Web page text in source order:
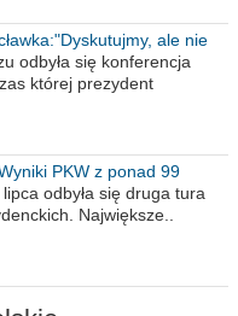
ale nie
odbyła się konferencja
której prezydent
PKW z ponad 99
odbyła się druga tura
Największe..